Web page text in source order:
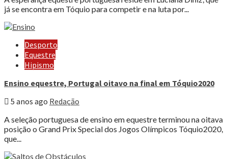
já se encontra em Tóquio para competir e na luta por...
Desporto
Equestre
Hipismo
Ensino equestre, Portugal oitavo na final em Tóquio2020
5 anos ago Redação
A seleção portuguesa de ensino em equestre terminou na oitava
posição o Grand Prix Special dos Jogos Olímpicos Tóquio2020,
que...